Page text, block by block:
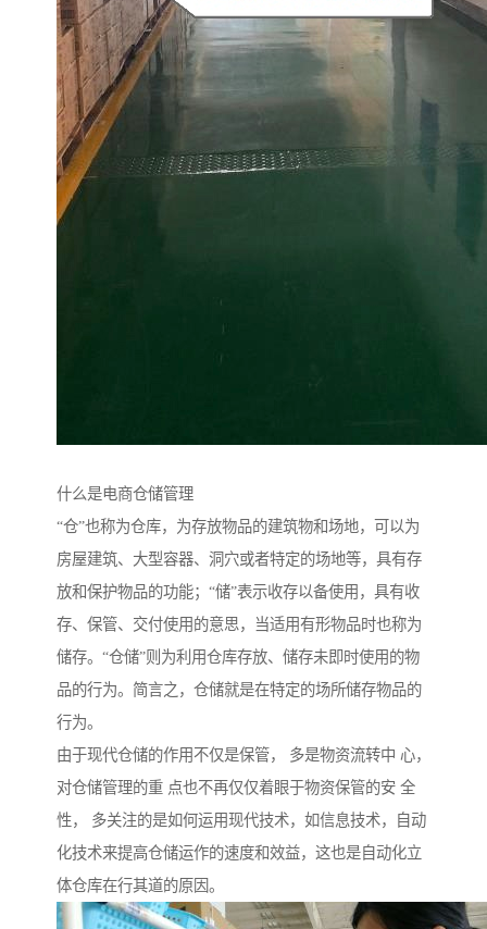
什么是电商仓储管理
“仓”也称为仓库，为存放物品的建筑物和场地，可以为
房屋建筑、大型容器、洞穴或者特定的场地等，具有存
放和保护物品的功能；“储”表示收存以备使用，具有收
存、保管、交付使用的意思，当适用有形物品时也称为
储存。“仓储”则为利用仓库存放、储存未即时使用的物
品的行为。简言之，仓储就是在特定的场所储存物品的
行为。
由于现代仓储的作用不仅是保管， 多是物资流转中 心，
对仓储管理的重 点也不再仅仅着眼于物资保管的安 全
性， 多关注的是如何运用现代技术，如信息技术，自动
化技术来提高仓储运作的速度和效益，这也是自动化立
体仓库在行其道的原因。